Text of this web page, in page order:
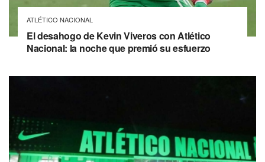
ATLÉTICO NACIONAL
El desahogo de Kevin Viveros con Atlético
Nacional: la noche que premió su esfuerzo